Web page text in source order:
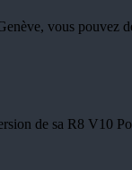
vous
de sa R8 V10